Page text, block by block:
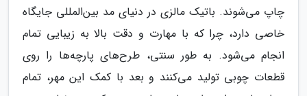
چاپ می‌شوند. باتیک مالزی در دنیای مد بین‌المللی جایگاه
خاصی دارد، چرا که با مهارت و دقت بالا به زیبایی تمام
انجام می‌شود. به طور سنتی، طرح‌های پارچه‌ها را روی
قطعات چوبی تولید می‌کنند و بعد با کمک این مهر، تمام